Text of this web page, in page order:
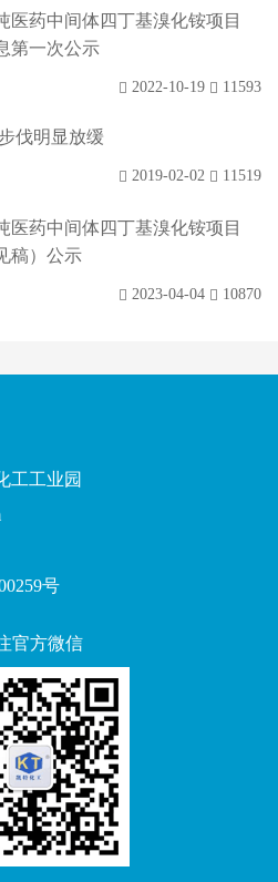
医药中间体四丁基溴化铵项目
第一次公示
2022-10-19 11593
伐明显放缓
2019-02-02 11519
医药中间体四丁基溴化铵项目
稿）公示
2023-04-04 10870
工工业园
号
官方微信